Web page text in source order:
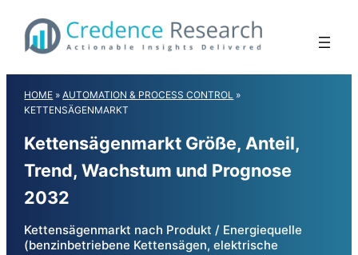
content
HOME »AUTOMATION & PROCESS CONTROL »
KETTENSÄGENMARKT
Kettensägenmarkt Größe, Anteil,
Trend, Wachstum und Prognose
2032
Kettensägenmarkt nach Produkt / Energiequelle
(benzinbetriebene Kettensägen, elektrische